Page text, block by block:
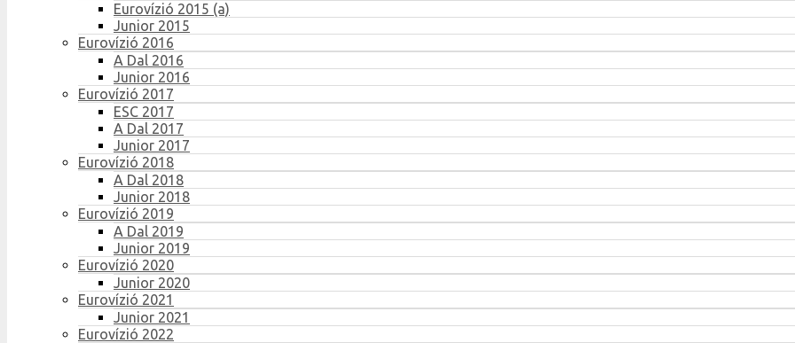
Eurovízió 2015 (a)
Junior 2015
Eurovízió 2016
A Dal 2016
Junior 2016
Eurovízió 2017
ESC 2017
A Dal 2017
Junior 2017
Eurovízió 2018
A Dal 2018
Junior 2018
Eurovízió 2019
A Dal 2019
Junior 2019
Eurovízió 2020
Junior 2020
Eurovízió 2021
Junior 2021
Eurovízió 2022